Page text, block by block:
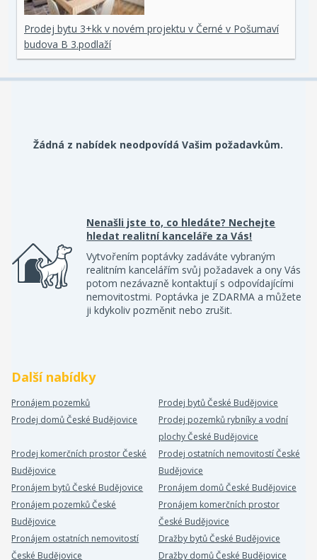
Prodej bytu 3+kk v novém projektu v Černé v Pošumaví
budova B 3.podlaží
Žádná z nabídek neodpovídá Vašim požadavkům.
Nenašli jste to, co hledáte? Nechejte
hledat realitní kanceláře za Vás!
Vytvořením poptávky zadáváte vybraným
realitním kancelářím svůj požadavek a ony Vás
potom nezávazně kontaktují s odpovídajícími
nemovitostmi. Poptávka je ZDARMA a můžete
ji kdykoliv pozměnit nebo zrušit.
Další nabídky
Pronájem pozemků
Prodej bytů České Budějovice
Prodej domů České Budějovice
Prodej pozemků rybníky a vodní
plochy České Budějovice
Prodej komerčních prostor České
Budějovice
Prodej ostatních nemovitostí České
Budějovice
Pronájem bytů České Budějovice
Pronájem domů České Budějovice
Pronájem pozemků České
Budějovice
Pronájem komerčních prostor
České Budějovice
Pronájem ostatních nemovitostí
České Budějovice
Dražby bytů České Budějovice
Dražby domů České Budějovice